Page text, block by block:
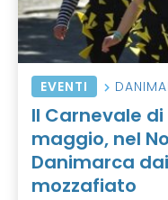
EVENTI
Il Carnevale
maggio, nel
Danimarca
mozzafiato